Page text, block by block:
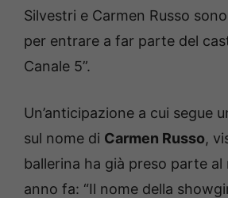
Silvestri e Carmen Russo
per entrare a far parte del
Canale 5”.
Un’anticipazione a cui segue
sul nome di Carmen Russo,
ballerina ha già preso parte al
anno fa: “Il nome della